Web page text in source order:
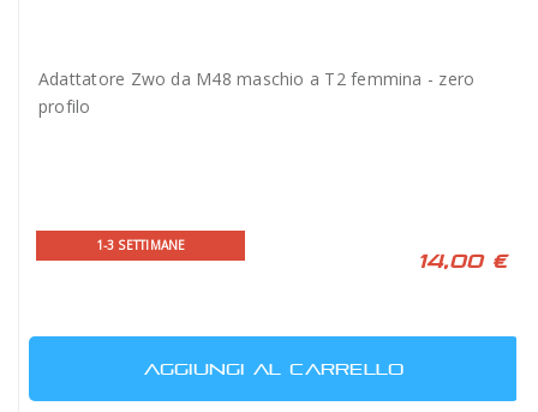
Adattatore Zwo da M48 maschio a T2 femmina - zero
profilo
1-3 SETTIMANE
14,00 €
AGGIUNGI AL CARRELLO